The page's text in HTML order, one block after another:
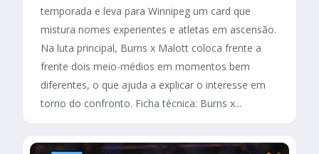
temporada e leva para Winnipeg um card que
mistura nomes experientes e atletas em ascensão.
Na luta principal, Burns x Malott coloca frente a
frente dois meio-médios em momentos bem
diferentes, o que ajuda a explicar o interesse em
torno do confronto. Ficha técnica: Burns x...